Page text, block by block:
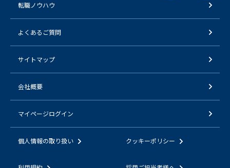
転職ノウハウ
よくあるご質問
サイトマップ
会社概要
マイページログイン
個人情報の取り扱い クッキーポリシー